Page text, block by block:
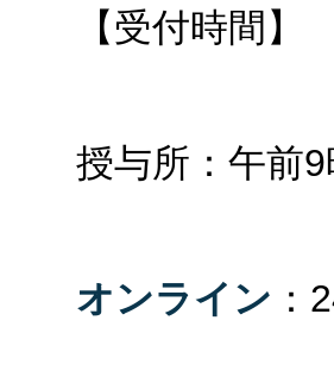
【受付時間】
授与所：午前
オンライン